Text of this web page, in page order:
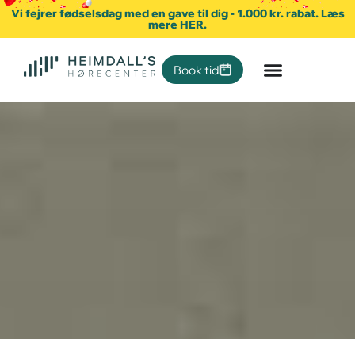
Vi fejrer fødselsdag med en gave til dig - 1.000 kr. rabat. Læs
mere HER.
Book tid